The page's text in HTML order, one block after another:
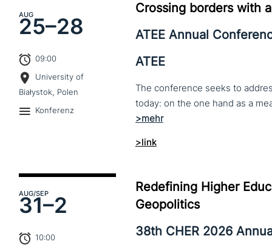
AUG
25–28
09:00
University of
Białystok, Polen
Konferenz
Crossing borders with
ATEE Annual
ATEE
The conference seeks to
>link
AUG/SEP
31–2
10:00
Redefining Higher
Geopolitics
38th CHER 2026